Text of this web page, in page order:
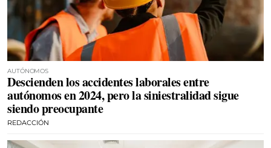
AUTÓNOMOS
Descienden los accidentes laborales entre
autónomos en 2024, pero la siniestralidad sigue
siendo preocupante
REDACCIÓN